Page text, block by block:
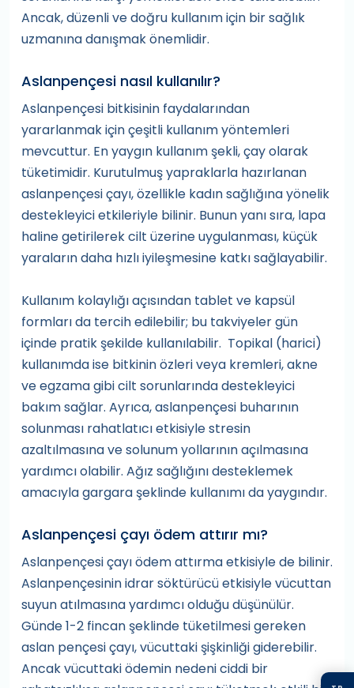
Ancak, düzenli ve doğru kullanım için bir sağlık
uzmanına danışmak önemlidir.
Aslanpençesi nasıl kullanılır?
Aslanpençesi bitkisinin faydalarından
yararlanmak için çeşitli kullanım yöntemleri
mevcuttur. En yaygın kullanım şekli, çay olarak
tüketimidir. Kurutulmuş yapraklarla hazırlanan
aslanpençesi çayı, özellikle kadın sağlığına yönelik
destekleyici etkileriyle bilinir. Bunun yanı sıra, lapa
haline getirilerek cilt üzerine uygulanması, küçük
yaraların daha hızlı iyileşmesine katkı sağlayabilir.
Kullanım kolaylığı açısından tablet ve kapsül
formları da tercih edilebilir; bu takviyeler gün
içinde pratik şekilde kullanılabilir. Topikal (harici)
kullanımda ise bitkinin özleri veya kremleri, akne
ve egzama gibi cilt sorunlarında destekleyici
bakım sağlar. Ayrıca, aslanpençesi buharının
solunması rahatlatıcı etkisiyle stresin
azaltılmasına ve solunum yollarının açılmasına
yardımcı olabilir. Ağız sağlığını desteklemek
amacıyla gargara şeklinde kullanımı da yaygındır.
Aslanpençesi çayı ödem attırır mı?
Aslanpençesi çayı ödem attırma etkisiyle de bilinir.
Aslanpençesinin idrar söktürücü etkisiyle vücuttan
suyun atılmasına yardımcı olduğu düşünülür.
Günde 1-2 fincan şeklinde tüketilmesi gereken
aslan pençesi çayı, vücuttaki şişkinliği giderebilir.
Ancak vücuttaki ödemin nedeni ciddi bir